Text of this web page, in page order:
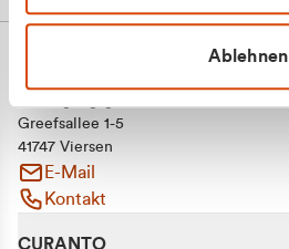
Ablehnen
Greefsallee 1-5
41747 Viersen
E-Mail
Kontakt
CURANTO